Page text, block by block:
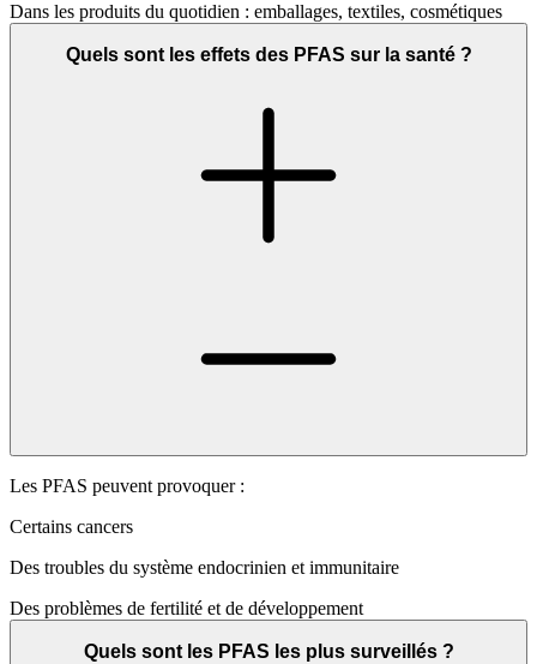
Dans les produits du quotidien : emballages, textiles, cosmétiques
Quels sont les effets des PFAS sur la santé ?
Les PFAS peuvent provoquer :
Certains cancers
Des troubles du système endocrinien et immunitaire
Des problèmes de fertilité et de développement
Quels sont les PFAS les plus surveillés ?